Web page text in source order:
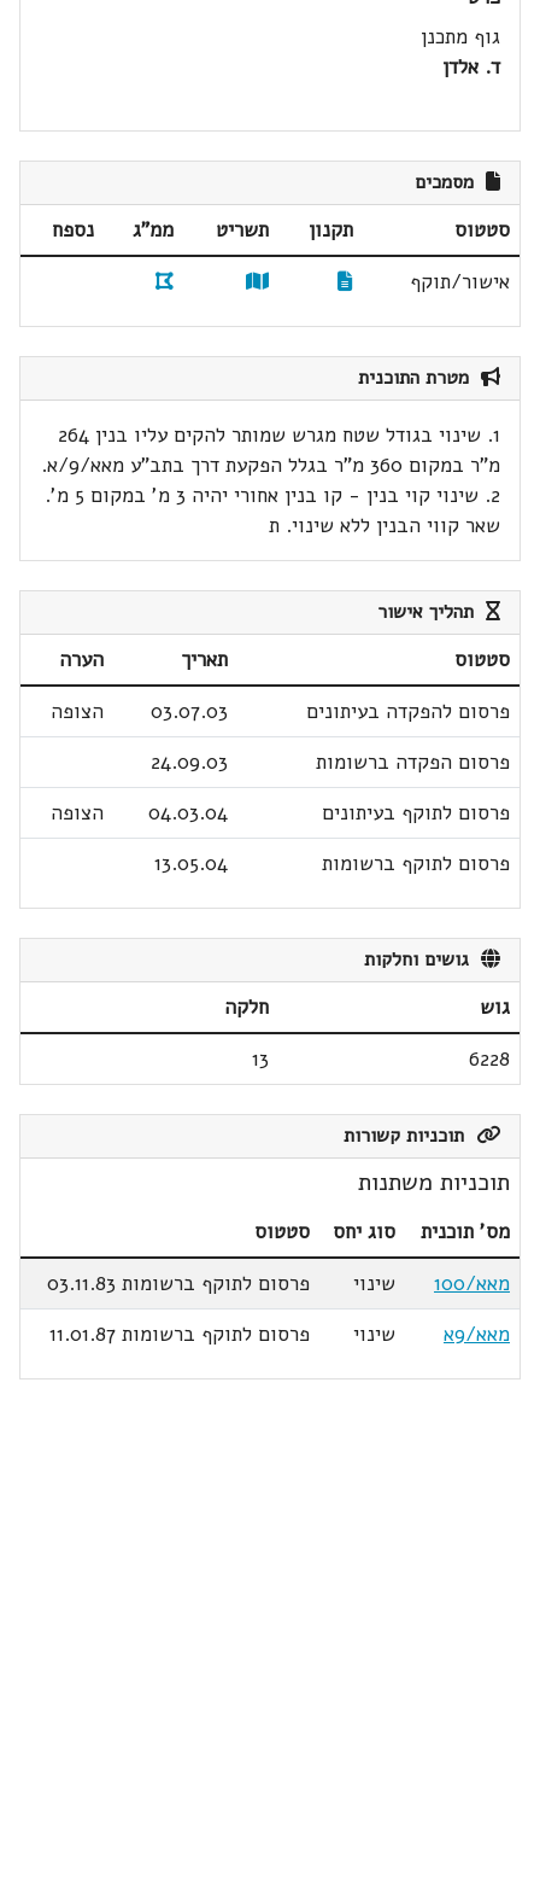
גוף מתכנן
ד. אלדן
מסמכים
סטטוס תקנון תשריט ממ"ג
נספח
אישור/תוקף
מטרת התוכנית
1. שינוי בגודל שטח מגרש שמותר להקים עליו בנין 264
מ"ר במקום 360 מ"ר בגלל הפקעת דרך בתב"ע מאא/9/א.
2. שינוי קוי בנין - קו בנין אחורי יהיה 3 מ' במקום 5 מ'.
שאר קווי הבנין ללא שינוי. ת
תהליך אישור
סטטוס תאריך
הערה
פרסום להפקדה בעיתונים
03.07.03
הצופה
פרסום הפקדה ברשומות
24.09.03
פרסום לתוקף בעיתונים
04.03.04
הצופה
פרסום לתוקף ברשומות
13.05.04
גושים וחלקות
גוש
חלקה
6228
13
תוכניות קשורות
תוכניות משתנות
מס' תוכנית סוג יחס
סטטוס
מאא/100
שינוי
פרסום לתוקף ברשומות 03.11.83
מאא/9א
שינוי פרסום לתוקף ברשומות 11.01.87